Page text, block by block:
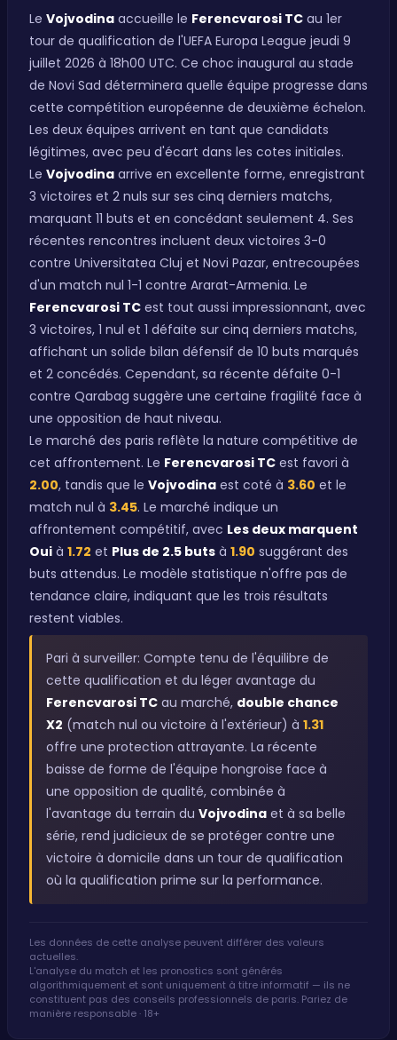
Le Vojvodina accueille le Ferencvarosi TC au 1er
tour de qualification de l'UEFA Europa League jeudi 9
juillet 2026 à 18h00 UTC. Ce choc inaugural au stade
de Novi Sad déterminera quelle équipe progresse dans
cette compétition européenne de deuxième échelon.
Les deux équipes arrivent en tant que candidats
légitimes, avec peu d'écart dans les cotes initiales.
Le Vojvodina arrive en excellente forme, enregistrant
3 victoires et 2 nuls sur ses cinq derniers matchs,
marquant 11 buts et en concédant seulement 4. Ses
récentes rencontres incluent deux victoires 3-0
contre Universitatea Cluj et Novi Pazar, entrecoupées
d'un match nul 1-1 contre Ararat-Armenia. Le
Ferencvarosi TC est tout aussi impressionnant, avec
3 victoires, 1 nul et 1 défaite sur cinq derniers matchs,
affichant un solide bilan défensif de 10 buts marqués
et 2 concédés. Cependant, sa récente défaite 0-1
contre Qarabag suggère une certaine fragilité face à
une opposition de haut niveau.
Le marché des paris reflète la nature compétitive de
cet affrontement. Le Ferencvarosi TC est favori à
2.00, tandis que le Vojvodina est coté à 3.60 et le
match nul à 3.45. Le marché indique un
affrontement compétitif, avec Les deux marquent
Oui à 1.72 et Plus de 2.5 buts à 1.90 suggérant des
buts attendus. Le modèle statistique n'offre pas de
tendance claire, indiquant que les trois résultats
restent viables.
Pari à surveiller: Compte tenu de l'équilibre de
cette qualification et du léger avantage du
Ferencvarosi TC au marché, double chance
X2 (match nul ou victoire à l'extérieur) à 1.31
offre une protection attrayante. La récente
baisse de forme de l'équipe hongroise face à
une opposition de qualité, combinée à
l'avantage du terrain du Vojvodina et à sa belle
série, rend judicieux de se protéger contre une
victoire à domicile dans un tour de qualification
où la qualification prime sur la performance.
Les données de cette analyse peuvent différer des valeurs
actuelles.
L'analyse du match et les pronostics sont générés
algorithmiquement et sont uniquement à titre informatif — ils ne
constituent pas des conseils professionnels de paris. Pariez de
manière responsable · 18+